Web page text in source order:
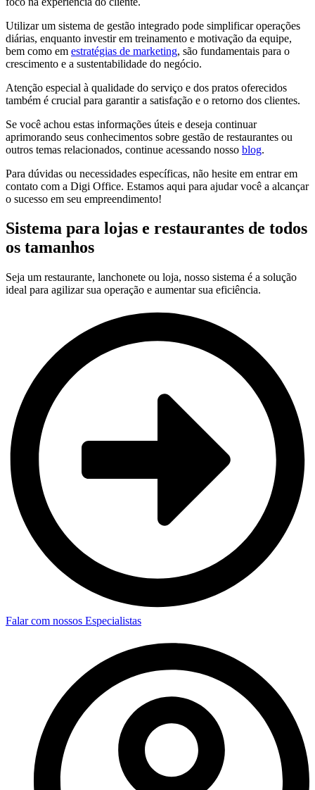
Utilizar um sistema de gestão integrado pode simplificar operações
diárias, enquanto investir em treinamento e motivação da equipe,
bem como em estratégias de marketing, são fundamentais para o
crescimento e a sustentabilidade do negócio.
Atenção especial à qualidade do serviço e dos pratos oferecidos
também é crucial para garantir a satisfação e o retorno dos clientes.
Se você achou estas informações úteis e deseja continuar
aprimorando seus conhecimentos sobre gestão de restaurantes ou
outros temas relacionados, continue acessando nosso blog.
Para dúvidas ou necessidades específicas, não hesite em entrar em
contato com a Digi Office. Estamos aqui para ajudar você a alcançar
o sucesso em seu empreendimento!
Sistema para lojas e restaurantes de todos
os tamanhos
Seja um restaurante, lanchonete ou loja, nosso sistema é a solução
ideal para agilizar sua operação e aumentar sua eficiência.
Falar com nossos Especialistas